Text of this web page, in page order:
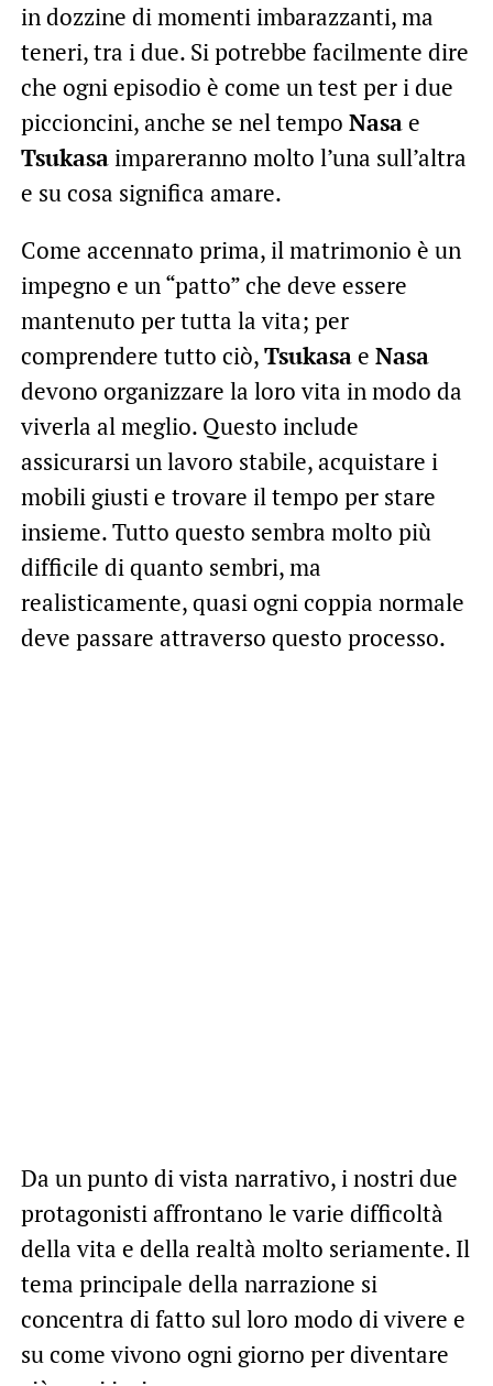
in dozzine di momenti imbarazzanti, ma
teneri, tra i due. Si potrebbe facilmente dire
che ogni episodio è come un test per i due
piccioncini, anche se nel tempo Nasae
Tsukasaimpareranno molto l’una sull’altra
e su cosa significa amare.
Come accennato prima, il matrimonio è un
impegno e un “patto” che deve essere
mantenuto per tutta la vita; per
comprendere tutto ciò,Tsukasae Nasa
devono organizzare la loro vita in modo da
viverla al meglio. Questo include
assicurarsi un lavoro stabile, acquistare i
mobili giusti e trovare il tempo per stare
insieme. Tutto questo sembra molto più
difficile di quanto sembri, ma
realisticamente, quasi ogni coppia normale
deve passare attraverso questo processo.
Da un punto di vista narrativo, i nostri due
protagonisti affrontano le varie difficoltà
della vita e della realtà molto seriamente. Il
tema principale della narrazione si
concentra di fatto sul loro modo di vivere e
su come vivono ogni giorno per diventare